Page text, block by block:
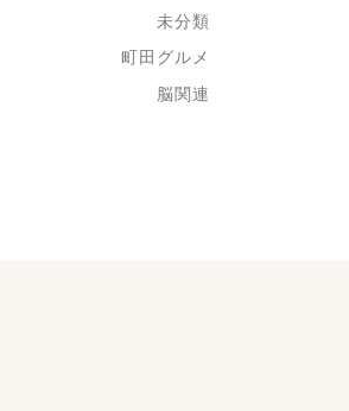
中！
大石です！ 今日は […]
未分類
町田グルメ
脳関連